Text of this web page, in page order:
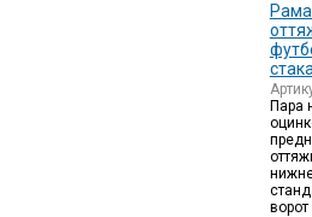
Пара
ворот